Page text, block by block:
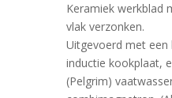
Keramiek werkblad
vlak verzonken.
Uitgevoerd met een
inductie kookplaat,
(Pelgrim)